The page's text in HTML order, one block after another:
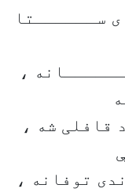
ســــــتا
،
قافلی شه ،
توفانه ،